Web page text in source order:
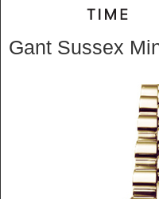
Gant Sussex